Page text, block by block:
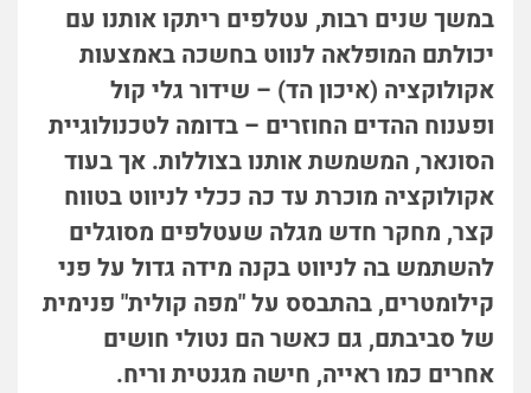
במשך שנים רבות, עטלפים ריתקו אותנו עם
יכולתם המופלאה לנווט בחשכה באמצעות
אקולוקציה (איכון הד) – שידור גלי קול
ופענוח ההדים החוזרים – בדומה לטכנולוגיית
הסונאר, המשמשת אותנו בצוללות. אך בעוד
אקולוקציה מוכרת עד כה ככלי לניווט בטווח
קצר, מחקר חדש מגלה שעטלפים מסוגלים
להשתמש בה לניווט בקנה מידה גדול על פני
קילומטרים, בהתבסס על "מפה קולית" פנימית
של סביבתם, גם כאשר הם נטולי חושים
אחרים כמו ראייה, חישה מגנטית וריח.